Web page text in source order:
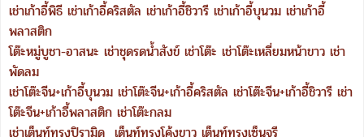
เช่าเก้าอี้พิธี เช่าเก้าอี้คริสตัล เช่าเก้าอี้ชิวารี เช่าเก้าอี้บุนวม เช่าเก้าอี้
พลาสติก
โต๊ะหมู่บูชา-อาสนะ เช่าชุดรดน้ำสังข์ เช่าโต๊ะ เช่าโต๊ะเหลี่ยมหน้าขาว เช่า
พัดลม
เช่าโต๊ะจีน+เก้าอี้บุนวม เช่าโต๊ะจีน+เก้าอี้คริสตัล เช่าโต๊ะจีน+เก้าอี้ชิวารี เช่า
โต๊ะจีน+เก้าอี้พลาสติก เช่าโต๊ะกลม
เช่าเต็นท์ทรงปิรามิด เต็นท์ทรงโค้งขาว เต็นท์ทรงเซ็นจูรี